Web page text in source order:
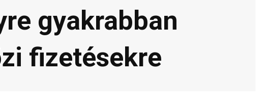
gyakrabban
fizetésekre